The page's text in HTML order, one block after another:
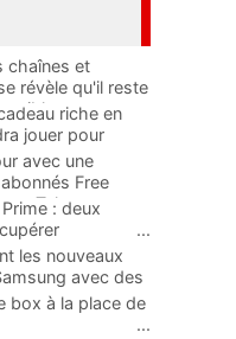
chaînes et
révèle qu'il reste
riche en
jouer pour
avec une
Free
Telecom
: deux
...
les nouveaux
avec des
...
box à la place de
...